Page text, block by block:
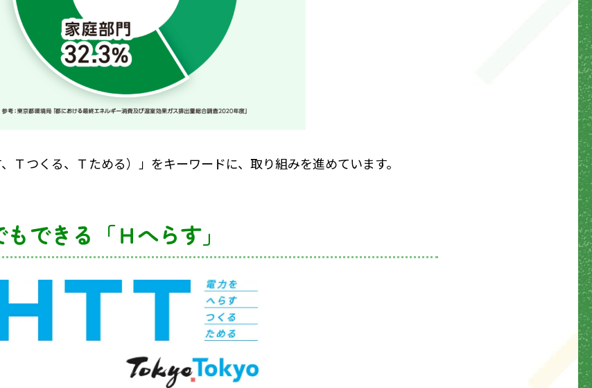
Ｔつくる、Ｔためる）」をキーワードに、取り組みを進めています。
できる「Ｈへらす」